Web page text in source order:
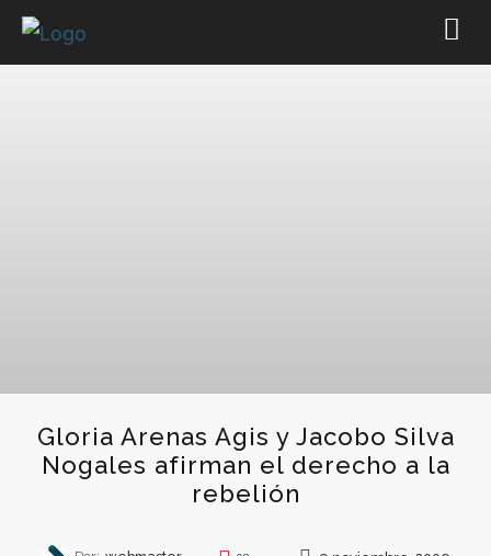
Gloria Arenas Agis y Jacobo Silva
Nogales afirman el derecho a la
rebelión